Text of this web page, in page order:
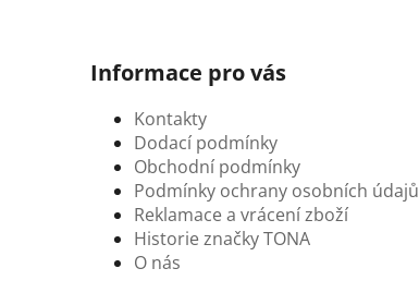
Informace pro vás
Kontakty
Dodací podmínky
Obchodní podmínky
Podmínky ochrany osobních údajů
Reklamace a vrácení zboží
Historie značky TONA
O nás